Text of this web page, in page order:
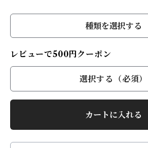
種類を選択する
レビューで500円クーポン
選択する（必須）
カートに入れる